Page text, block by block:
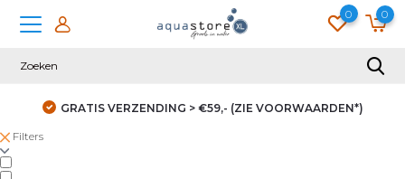
0 0
GRATIS VERZENDING > €59,- (ZIE VOORWAARDEN*)
Filters